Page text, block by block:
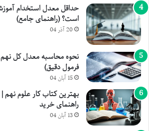
حداقل معدل استخدام
است؟ (راهنمای جامع)
20 آذر 04
نحوه محاسبه معدل کل نهم
فرمول دقیق)
15 آبان 04
بهترین کتاب کار علوم
راهنمای خرید
13 آبان 04